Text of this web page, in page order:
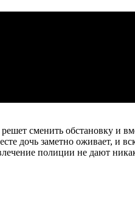
сменить обстановку
дочь заметно оживает,
полиции не дают